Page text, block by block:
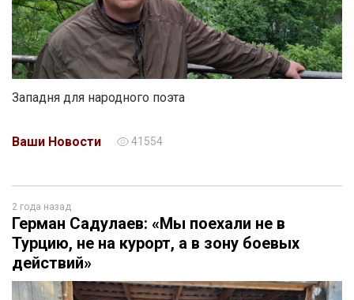
Западня для народного поэта
Ваши Новости 41554
2 года назад
Герман Садулаев: «Мы поехали не в
Турцию, не на курорт, а в зону боевых
действий»